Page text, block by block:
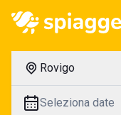
Rovigo
Seleziona date